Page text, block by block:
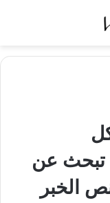
امرأة..Glam by Carla تبحث عن
نص الخبر